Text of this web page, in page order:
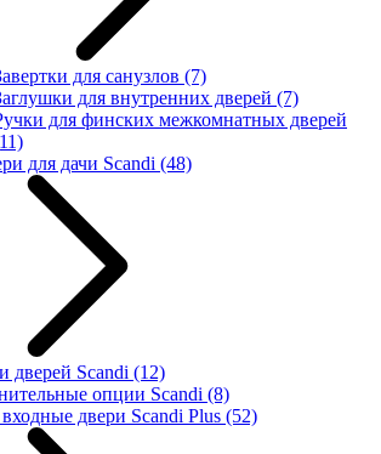
для санузлов (7)
для внутренних дверей (7)
для финских межкомнатных дверей
для дачи Scandi (48)
дверей Scandi (12)
опции Scandi (8)
двери Scandi Plus (52)